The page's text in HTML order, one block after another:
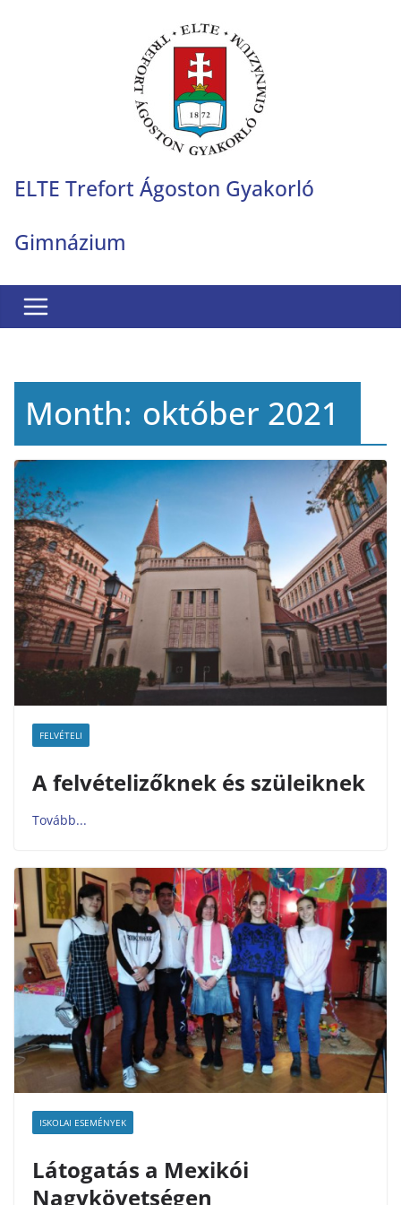
ELTE Trefort Ágoston Gyakorló
Gimnázium
Month: október 2021
FELVÉTELI
A felvételizőknek és szüleiknek
ISKOLAI ESEMÉNYEK
Látogatás a Mexikói
Nagykövetségen